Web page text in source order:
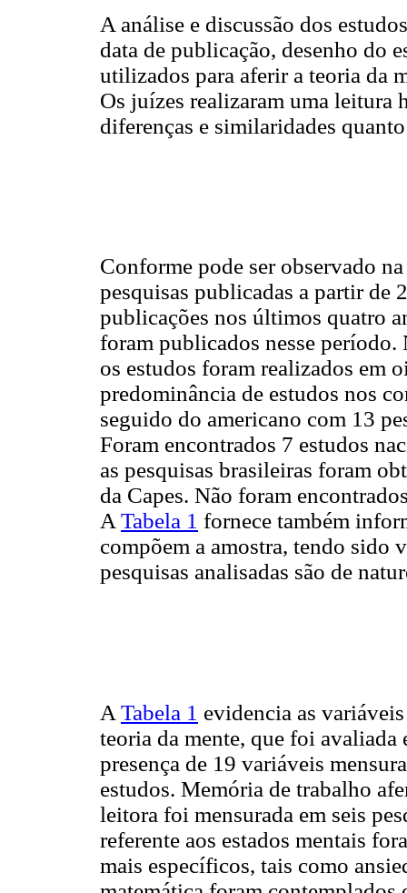
A análise e discussão dos
data de publicação, desenho do
utilizados para aferir a teoria da
Os juízes realizaram uma leitura
diferenças e similaridades
Conforme pode ser observado
pesquisas publicadas a partir de
publicações nos últimos quatro
foram publicados nesse período.
os estudos foram realizados em
predominância de estudos nos
seguido do americano com 13
Foram encontrados 7 estudos
as pesquisas brasileiras foram
da Capes. Não foram
A Tabela 1 fornece também
compõem a amostra, tendo sido
pesquisas analisadas são de
A Tabela 1 evidencia as
teoria da mente, que foi
presença de 19 variáveis
estudos. Memória de trabalho
leitora foi mensurada em seis
referente aos estados mentais
mais específicos, tais como